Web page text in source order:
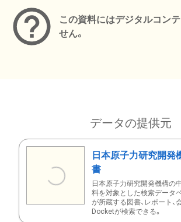
この資料にはデジタルコン
せん。
データの提供元
日本原子力研究開発
書
日本原子力研究開発機構の
料を対象とした検索データ
が所蔵する図書、レポート、
Docketが検索できる。